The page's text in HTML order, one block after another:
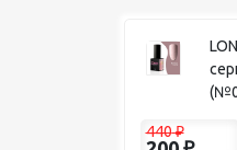
440₽